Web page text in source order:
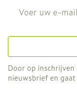
Door op
nieuwsbrief en